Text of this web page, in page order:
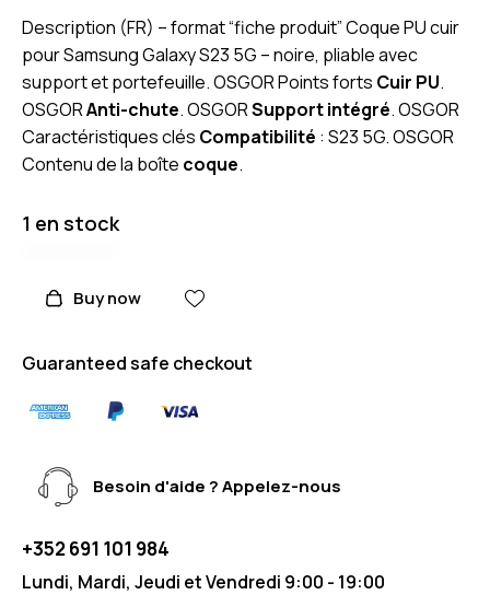
Description (FR) – format “fiche produit” Coque PU cuir
pour Samsung Galaxy S23 5G – noire, pliable avec
support et portefeuille. OSGOR Points forts Cuir PU.
OSGORAnti-chute. OSGORSupport intégré. OSGOR
Caractéristiques clés Compatibilité : S23 5G. OSGOR
Contenu de la boîte coque.
1 en stock
Buy now
Guaranteed safe checkout
Besoin d'aide ? Appelez-nous
+352 691 101 984
Lundi, Mardi, Jeudi et Vendredi 9:00 - 19:00